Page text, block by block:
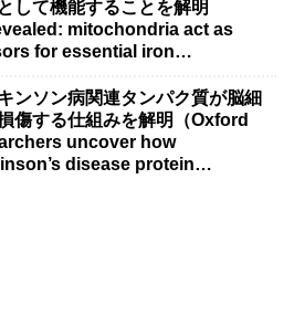
して機能することを解明
mitochondria act as
for essential iron
ンソン病関連タンパク質が脳細
傷する仕組みを解明（Oxford
uncover how
disease protein